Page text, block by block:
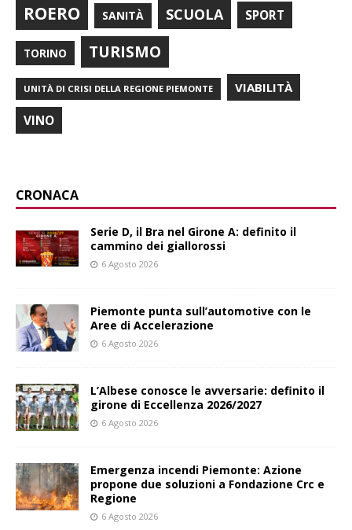
ROERO SANITÀ SCUOLA SPORT
TORINO TURISMO
UNITÀ DI CRISI DELLA REGIONE PIEMONTE VIABILITÀ
VINO
CRONACA
Serie D, il Bra nel Girone A: definito il
cammino dei giallorossi
6 Agosto 2026
Piemonte punta sull’automotive con le
Aree di Accelerazione
6 Agosto 2026
L’Albese conosce le avversarie: definito il
girone di Eccellenza 2026/2027
6 Agosto 2026
Emergenza incendi Piemonte: Azione
propone due soluzioni a Fondazione Crc e
Regione
6 Agosto 2026